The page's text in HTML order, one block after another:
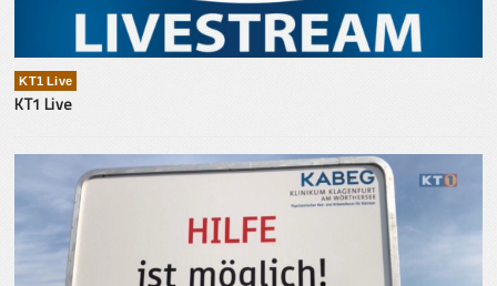
KT1 Live
KT1 Live